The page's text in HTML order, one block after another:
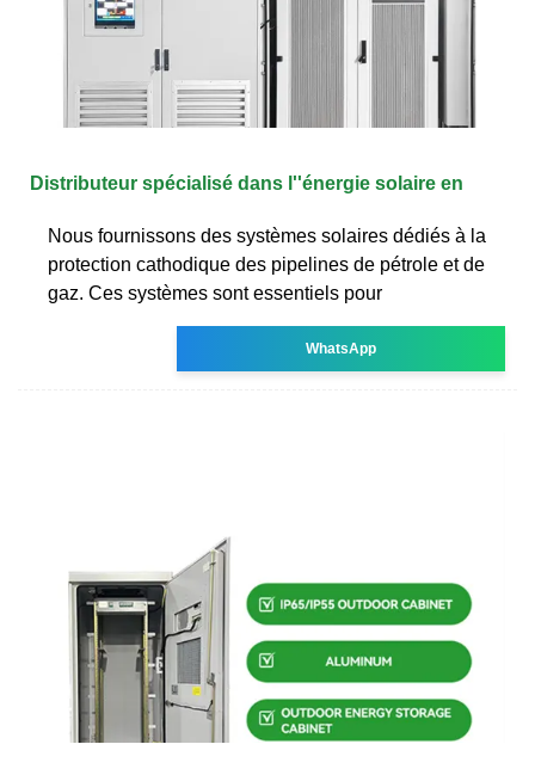
Distributeur spécialisé dans l''énergie solaire en
Nous fournissons des systèmes solaires dédiés à la
protection cathodique des pipelines de pétrole et de
gaz. Ces systèmes sont essentiels pour
WhatsApp